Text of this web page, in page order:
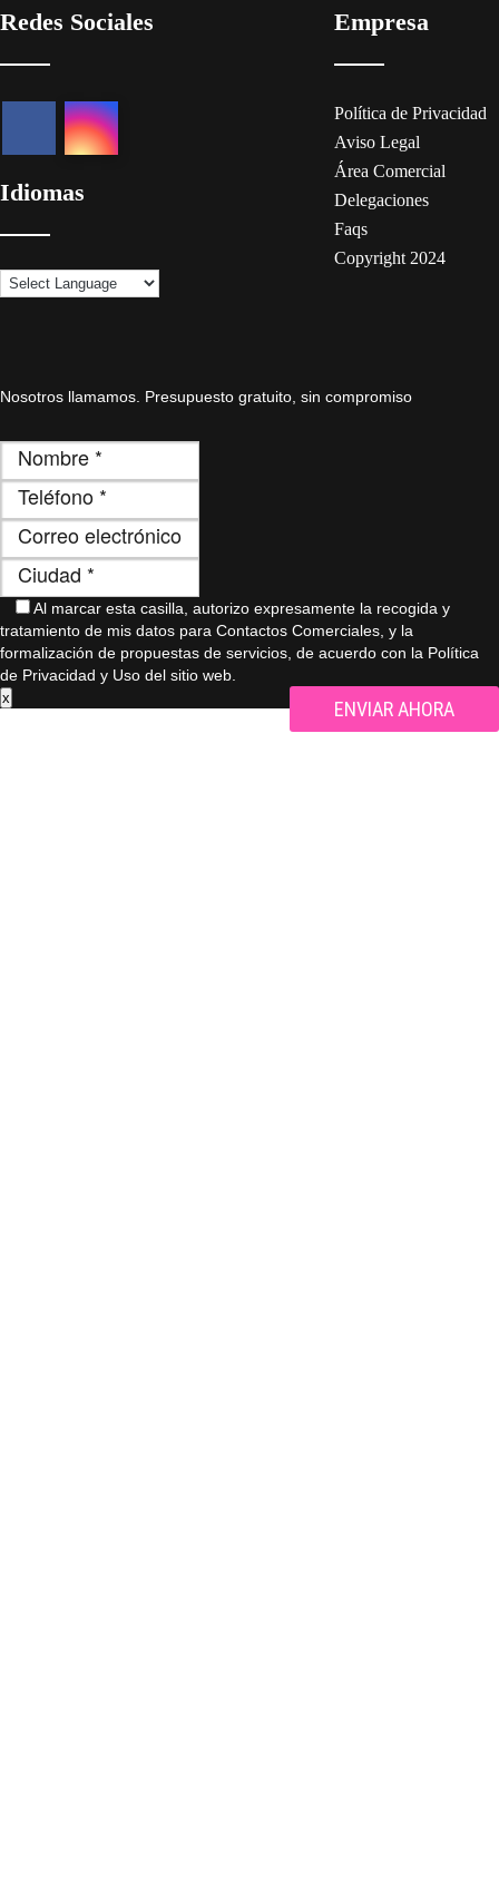
Redes Sociales
Idiomas
Empresa
Política de Privacidad
Aviso Legal
Área Comercial
Delegaciones
Faqs
Copyright 2024
Nosotros llamamos. Presupuesto gratuito, sin compromiso
Al marcar esta casilla, autorizo ​​expresamente la recogida y
tratamiento de mis datos para Contactos Comerciales, y la
formalización de propuestas de servicios, de acuerdo con la Política
de Privacidad y Uso del sitio web.
x